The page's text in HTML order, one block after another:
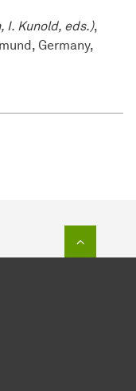
I. Kunold, eds.),
Germany,